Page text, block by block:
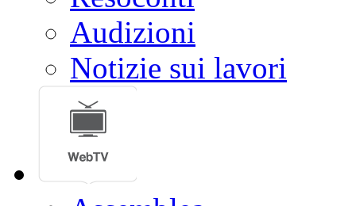
Calendario settimanale
Resoconti
Audizioni
Notizie sui lavori